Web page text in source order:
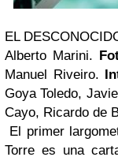
EL
Alberto Marini.
Manuel Riveiro.
Goya Toledo,
Cayo, Ricardo de
El primer
Torre es una